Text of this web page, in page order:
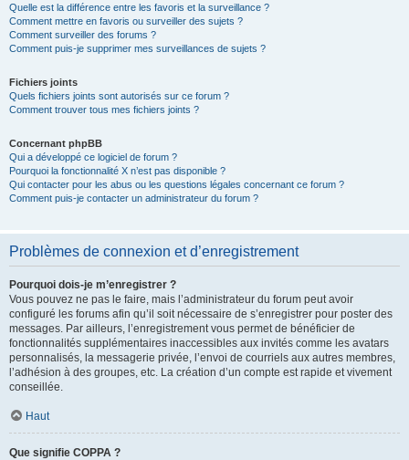
Quelle est la différence entre les favoris et la surveillance ?
Comment mettre en favoris ou surveiller des sujets ?
Comment surveiller des forums ?
Comment puis-je supprimer mes surveillances de sujets ?
Fichiers joints
Quels fichiers joints sont autorisés sur ce forum ?
Comment trouver tous mes fichiers joints ?
Concernant phpBB
Qui a développé ce logiciel de forum ?
Pourquoi la fonctionnalité X n’est pas disponible ?
Qui contacter pour les abus ou les questions légales concernant ce forum ?
Comment puis-je contacter un administrateur du forum ?
Problèmes de connexion et d’enregistrement
Pourquoi dois-je m’enregistrer ?
Vous pouvez ne pas le faire, mais l’administrateur du forum peut avoir
configuré les forums afin qu’il soit nécessaire de s’enregistrer pour poster des
messages. Par ailleurs, l’enregistrement vous permet de bénéficier de
fonctionnalités supplémentaires inaccessibles aux invités comme les avatars
personnalisés, la messagerie privée, l’envoi de courriels aux autres membres,
l’adhésion à des groupes, etc. La création d’un compte est rapide et vivement
conseillée.
Haut
Que signifie COPPA ?